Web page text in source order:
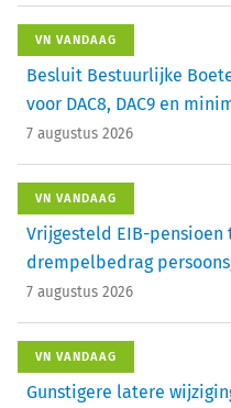
VN VANDAAG
Besluit Bestuurlijke
voor DAC8, DAC9 en
7 augustus 2026
VN VANDAAG
Vrijgesteld EIB-
drempelbedrag
7 augustus 2026
VN VANDAAG
Gunstigere latere